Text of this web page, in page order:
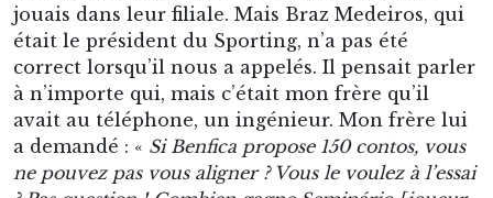
jouais dans leur filiale. Mais Braz Medeiros, qui
était le président du Sporting, n’a pas été
correct lorsqu’il nous a appelés. Il pensait parler
à n’importe qui, mais c’était mon frère qu’il
avait au téléphone, un ingénieur. Mon frère lui
a demandé : « Si Benfica propose 150 contos, vous
ne pouvez pas vous aligner ? Vous le voulez à l’essai